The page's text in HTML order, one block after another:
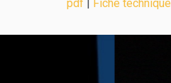
pdf | Fiche technique